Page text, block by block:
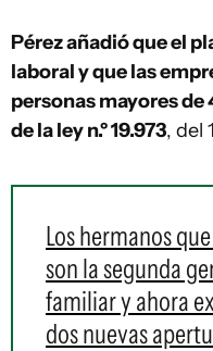
Pérez añadió que el
laboral y que las
personas mayores
de la ley n.º 19.973, del
Los hermanos
son la segunda
familiar y ahora
dos nuevas